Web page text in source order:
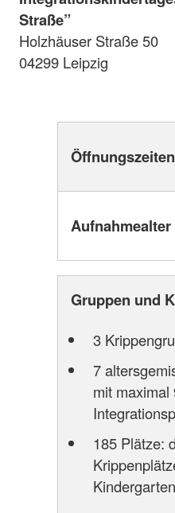
Straße”
Holzhäuser Straße 50
04299 Leipzig
Öffnungszeiten
Aufnahmealter
Gruppen und
3
7
mit maximal
185 Plätze: